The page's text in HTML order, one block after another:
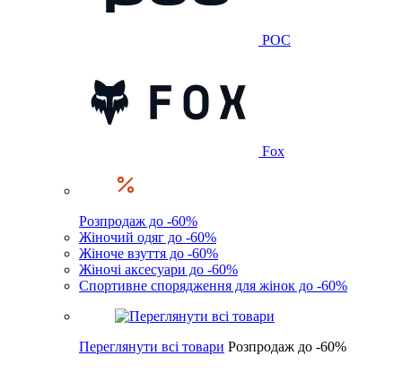
POC
Fox
Розпродаж до -60%
Жіночий одяг до -60%
Жіноче взуття до -60%
Жіночі аксесуари до -60%
Спортивне спорядження для жінок до -60%
Переглянути всі товари Розпродаж до -60%